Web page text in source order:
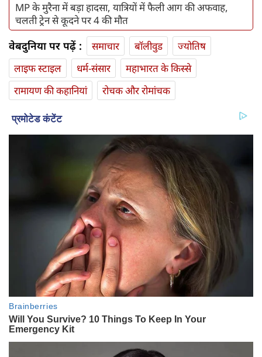
MP के मुरैना में बड़ा हादसा, यात्रियों में फैली आग की अफवाह,
चलती ट्रेन से कूदने पर 4 की मौत
वेबदुनिया पर पढ़ें : समाचार बॉलीवुड
ज्योतिष
लाइफ स्‍टाइल
धर्म-संसार
महाभारत के किस्से
रामायण की कहानियां
रोचक और रोमांचक